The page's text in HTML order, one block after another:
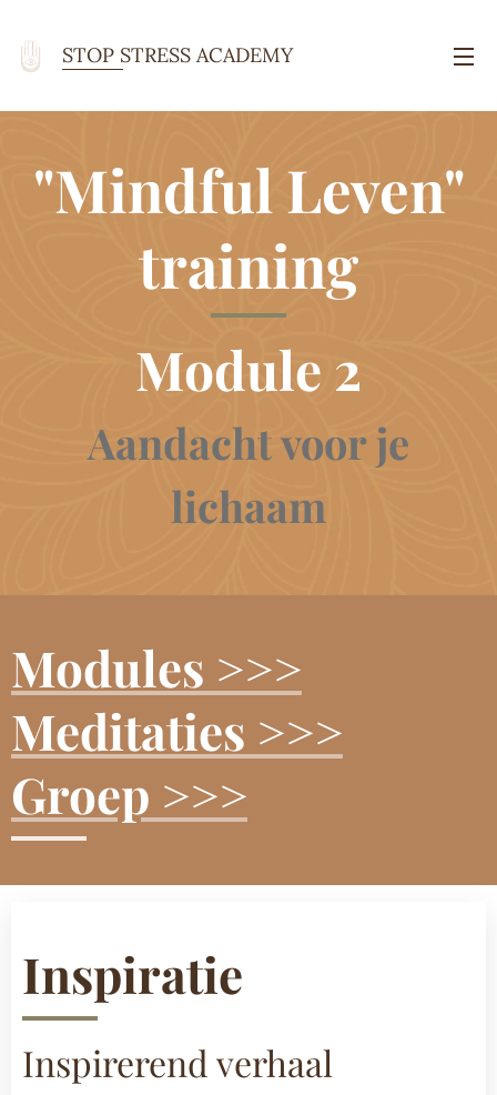
STOP STRESS ACADEMY
"Mindful Leven"
training
Module 2
Aandacht voor je
lichaam
Modules >>>
Meditaties >>>
Groep >>>
Inspiratie
Inspirerend verhaal